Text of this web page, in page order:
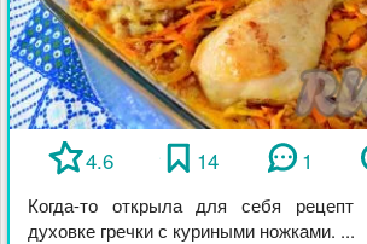
4.6 14 1
Когда-то открыла для себя рецепт
духовке гречки с куриными ножками. ...